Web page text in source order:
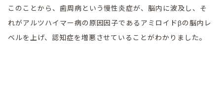
このことから、歯周病という慢性炎症が、脳内に波及し、そ
れがアルツハイマー病の原因因子であるアミロイドβの脳内レ
ベルを上げ、認知症を増悪させていることがわかりました。